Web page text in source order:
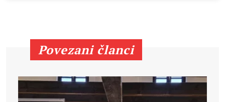
Povezani članci